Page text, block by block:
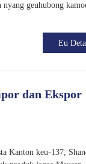
geuhubong
Eu
dan Ekspor
Kanton keu-137,